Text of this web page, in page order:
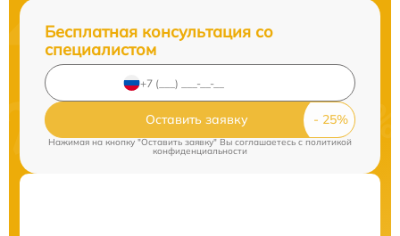
Бесплатная консультация со
специалистом
Оставить заявку
Нажимая на кнопку "Оставить заявку" Вы соглашаетесь c политикой
конфиденциальности